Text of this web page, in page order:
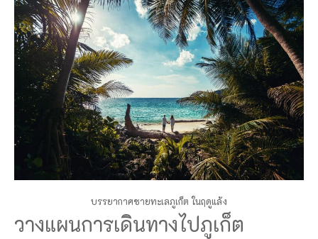
บรรยากาศชายทะเลภูเก็ต ในฤดูแล้ง
วางแผนการเดินทางไปภูเก็ต
โดยรวมแล้ว ฤดูแล้ง หรือฤดูกาลท่องเที่ยวเป็นช่วง
เวลาที่ดีในการเที่ยวชมภูเก็ตโดยเฉพาะอย่างยิ่งหาก
คุณกำลังมองหาความสมดุลระหว่างสภาพอากาศที่ดี
กับราคาที่สามารถจ่ายได้